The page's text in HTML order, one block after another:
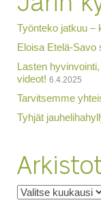
Työnteko jatkuu –
Eloisa Etelä-Savo
Lasten
videot! 6.4.2025
Tarvitsemme
Tyhjät
Arkistot